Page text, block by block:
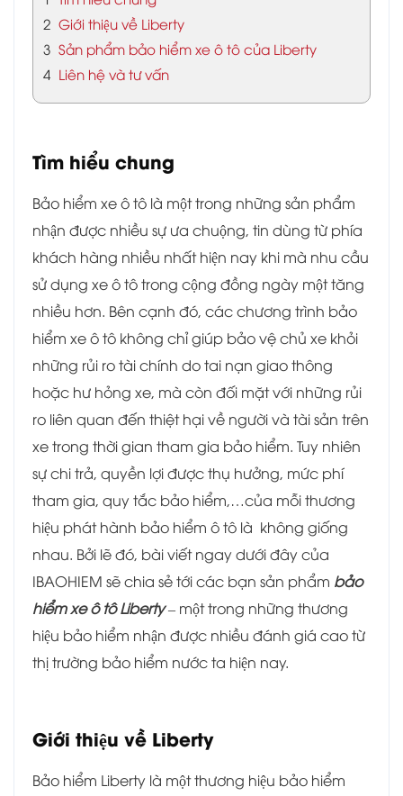
2 Giới thiệu về Liberty
3 Sản phẩm bảo hiểm xe ô tô của Liberty
4 Liên hệ và tư vấn
Tìm hiểu chung
Bảo hiểm xe ô tô là một trong những sản phẩm
nhận được nhiều sự ưa chuộng, tin dùng từ phía
khách hàng nhiều nhất hiện nay khi mà nhu cầu
sử dụng xe ô tô trong cộng đồng ngày một tăng
nhiều hơn. Bên cạnh đó, các chương trình bảo
hiểm xe ô tô không chỉ giúp bảo vệ chủ xe khỏi
những rủi ro tài chính do tai nạn giao thông
hoặc hư hỏng xe, mà còn đối mặt với những rủi
ro liên quan đến thiệt hại về người và tài sản trên
xe trong thời gian tham gia bảo hiểm. Tuy nhiên
sự chi trả, quyền lợi được thụ hưởng, mức phí
tham gia, quy tắc bảo hiểm,…của mỗi thương
hiệu phát hành bảo hiểm ô tô là không giống
nhau. Bởi lẽ đó, bài viết ngay dưới đây của
IBAOHIEM sẽ chia sẻ tới các bạn sản phẩm bảo
hiểm xe ô tô Liberty– một trong những thương
hiệu bảo hiểm nhận được nhiều đánh giá cao từ
thị trường bảo hiểm nước ta hiện nay.
Giới thiệu về Liberty
Bảo hiểm Liberty là một thương hiệu bảo hiểm